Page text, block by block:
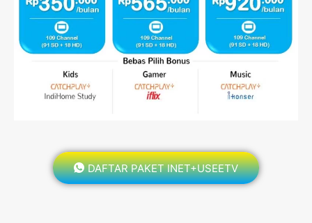
DAFTAR PAKET INET+USEETV